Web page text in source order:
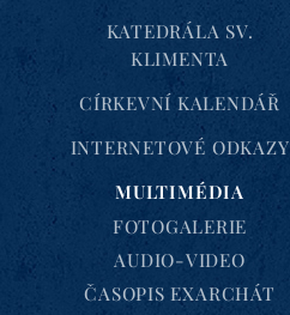
KATEDRÁLA SV.
KLIMENTA
CÍRKEVNÍ KALENDÁŘ
INTERNETOVÉ ODKAZY
MULTIMÉDIA
FOTOGALERIE
AUDIO-VIDEO
ČASOPIS EXARCHÁT